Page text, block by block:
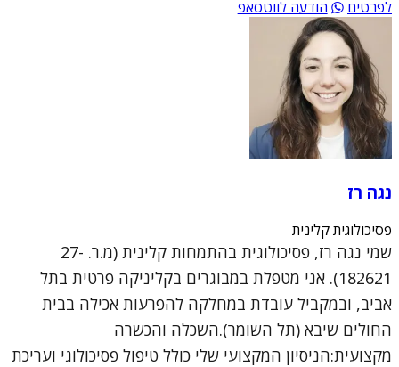
לפרטים
הודעה לווטסאפ
נגה רז
פסיכולוגית קלינית
שמי נגה רז, פסיכולוגית בהתמחות קלינית (מ.ר. 27-
182621). אני מטפלת במבוגרים בקליניקה פרטית בתל
אביב, ובמקביל עובדת במחלקה להפרעות אכילה בבית
החולים שיבא (תל השומר).השכלה והכשרה
מקצועית:הניסיון המקצועי שלי כולל טיפול פסיכולוגי ועריכת